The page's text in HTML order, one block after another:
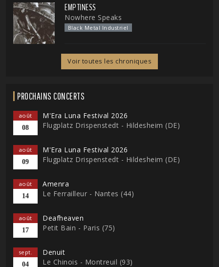
EMPTINESS
Nowhere Speaks
Black Metal Industriel
Voir toutes les chroniques
PROCHAINS CONCERTS
août
08
M'Era Luna Festival 2026
Flugplatz Drispenstedt - Hildesheim (DE)
août
09
M'Era Luna Festival 2026
Flugplatz Drispenstedt - Hildesheim (DE)
août
14
Amenra
Le Ferrailleur - Nantes (44)
août
17
Deafheaven
Petit Bain - Paris (75)
sept.
04
Denuit
Le Chinois - Montreuil (93)